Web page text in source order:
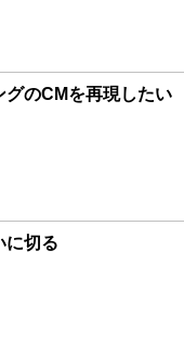
グのCMを再現したい
に切る